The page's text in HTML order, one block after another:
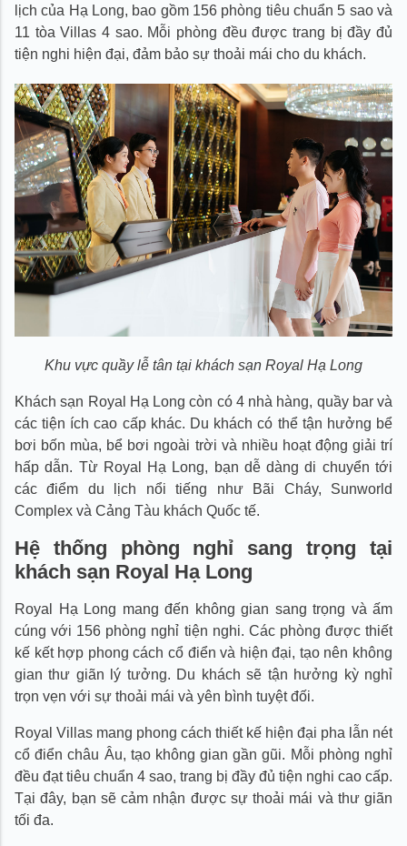
7.5. Series ẩm thực di sản – Bún bề bề
7.6. Đại tiệc Buffet di sản
8. Đến khách sạn Royal Hạ Long bằng phương tiện nào
để thuận tiện nhất ?
8.1. Bằng xe khách
8.2. Bằng ô tô cá nhân
8.3. Bằng xe máy cá nhân
9. Thông tin đặt phòng khách sạn
9.1. Thông tin liên hệ:
lịch của Hạ Long, bao gồm 156 phòng tiêu chuẩn 5 sao và
11 tòa Villas 4 sao. Mỗi phòng đều được trang bị đầy đủ
tiện nghi hiện đại, đảm bảo sự thoải mái cho du khách.
Khu vực quầy lễ tân tại khách sạn Royal Hạ Long
Khách sạn Royal Hạ Long còn có 4 nhà hàng, quầy bar và
các tiện ích cao cấp khác. Du khách có thể tận hưởng bể
bơi bốn mùa, bể bơi ngoài trời và nhiều hoạt động giải trí
hấp dẫn. Từ Royal Hạ Long, bạn dễ dàng di chuyển tới
các điểm du lịch nổi tiếng như Bãi Cháy, Sunworld
Complex và Cảng Tàu khách Quốc tế.
Hệ thống phòng nghỉ sang trọng tại
khách sạn Royal Hạ Long
Royal Hạ Long mang đến không gian sang trọng và ấm
cúng với 156 phòng nghỉ tiện nghi. Các phòng được thiết
kế kết hợp phong cách cổ điển và hiện đại, tạo nên không
gian thư giãn lý tưởng. Du khách sẽ tận hưởng kỳ nghỉ
trọn vẹn với sự thoải mái và yên bình tuyệt đối.
Royal Villas mang phong cách thiết kế hiện đại pha lẫn nét
cổ điển châu Âu, tạo không gian gần gũi. Mỗi phòng nghỉ
đều đạt tiêu chuẩn 4 sao, trang bị đầy đủ tiện nghi cao cấp.
Tại đây, bạn sẽ cảm nhận được sự thoải mái và thư giãn
tối đa.